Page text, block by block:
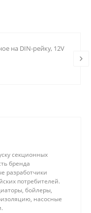
на DIN-рейку, 12V
секционных
бренда
разработчики
потребителей.
бойлеры,
насосные